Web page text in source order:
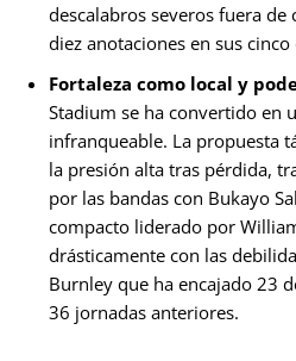
descalabros severos fuera de
diez anotaciones en sus
Fortaleza como local y
Stadium se ha convertido en
infranqueable. La propuesta
la presión alta tras pérdida,
por las bandas con Bukayo
compacto liderado por
drásticamente con las
Burnley que ha encajado 23
36 jornadas anteriores.